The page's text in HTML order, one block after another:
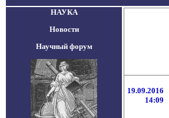
НАУКА
Новости
Научный форум
19.09.2016
14:09